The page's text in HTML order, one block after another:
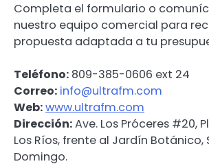
Completa el formulario o
nuestro equipo comercial para
propuesta adaptada a tu
Teléfono: 809-385-0606 ext 24
Correo: info@ultrafm.com
Web:www.ultrafm.com
Dirección:Ave. Los Próceres #20,
Los Ríos, frente al Jardín Botánico,
Domingo.